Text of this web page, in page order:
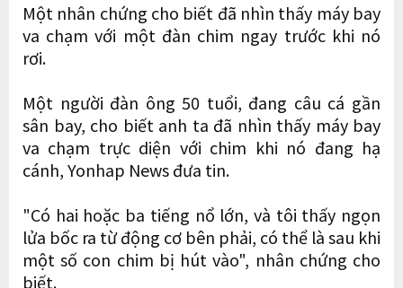
Một nhân chứng cho biết đã nhìn thấy máy bay
va chạm với một đàn chim ngay trước khi nó
rơi.
Một người đàn ông 50 tuổi, đang câu cá gần
sân bay, cho biết anh ta đã nhìn thấy máy bay
va chạm trực diện với chim khi nó đang hạ
cánh, Yonhap News đưa tin.
"Có hai hoặc ba tiếng nổ lớn, và tôi thấy ngọn
lửa bốc ra từ động cơ bên phải, có thể là sau khi
một số con chim bị hút vào", nhân chứng cho
biết.